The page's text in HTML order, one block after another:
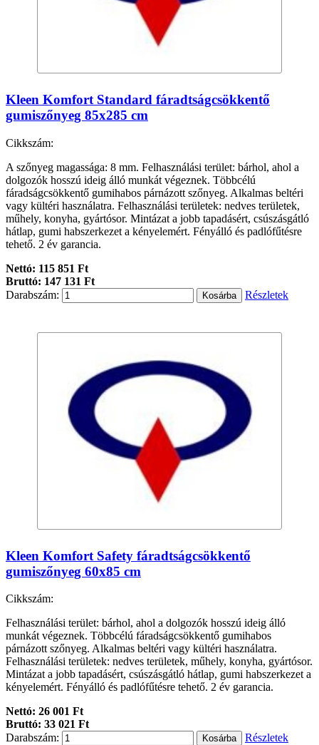
Kleen Komfort Standard fáradtságcsökkentő
gumiszőnyeg 85x285 cm
Cikkszám:
A szőnyeg magassága: 8 mm. Felhasználási terület: bárhol, ahol a
dolgozók hosszú ideig álló munkát végeznek. Többcélú
fáradságcsökkentő gumihabos párnázott szőnyeg. Alkalmas beltéri
vagy kültéri használatra. Felhasználási területek: nedves területek,
műhely, konyha, gyártósor. Mintázat a jobb tapadásért, csúszásgátló
hátlap, gumi habszerkezet a kényelemért. Fényálló és padlófűtésre
tehető. 2 év garancia.
Nettó: 115 851 Ft
Bruttó: 147 131 Ft
Darabszám:
Részletek
Kleen Komfort Safety fáradtságcsökkentő
gumiszőnyeg 60x85 cm
Cikkszám:
Felhasználási terület: bárhol, ahol a dolgozók hosszú ideig álló
munkát végeznek. Többcélú fáradságcsökkentő gumihabos
párnázott szőnyeg. Alkalmas beltéri vagy kültéri használatra.
Felhasználási területek: nedves területek, műhely, konyha, gyártósor.
Mintázat a jobb tapadásért, csúszásgátló hátlap, gumi habszerkezet a
kényelemért. Fényálló és padlófűtésre tehető. 2 év garancia.
Nettó: 26 001 Ft
Bruttó: 33 021 Ft
Darabszám:
Részletek